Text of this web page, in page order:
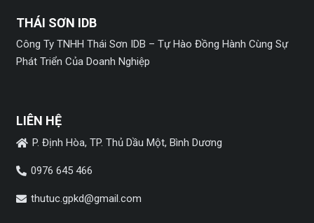
THÁI SƠN IDB
Công Ty TNHH Thái Sơn IDB – Tự Hào Đồng Hành Cùng Sự
Phát Triển Của Doanh Nghiệp
LIÊN HỆ
P. Định Hòa, TP. Thủ Dầu Một, Bình Dương
0976 645 466
thutuc.gpkd@gmail.com